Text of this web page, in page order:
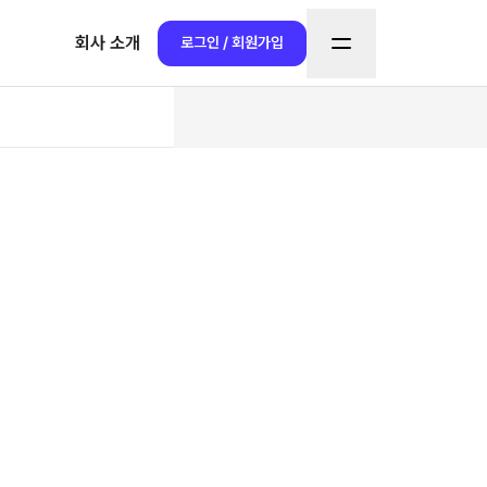
회사 소개 로그인 / 회원가입